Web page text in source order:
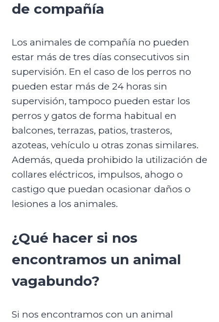
de compañía
Los animales de compañía no pueden
estar más de tres días consecutivos sin
supervisión. En el caso de los perros no
pueden estar más de 24 horas sin
supervisión, tampoco pueden estar los
perros y gatos de forma habitual en
balcones, terrazas, patios, trasteros,
azoteas, vehículo u otras zonas similares.
Además, queda prohibido la utilización de
collares eléctricos, impulsos, ahogo o
castigo que puedan ocasionar daños o
lesiones a los animales.
¿Qué hacer si nos
encontramos un animal
vagabundo?
Si nos encontramos con un animal